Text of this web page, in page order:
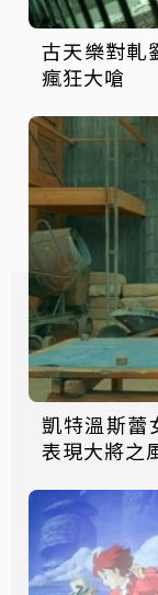
古天樂對軋
瘋狂大嗆
凱特溫斯蕾
表現大將之